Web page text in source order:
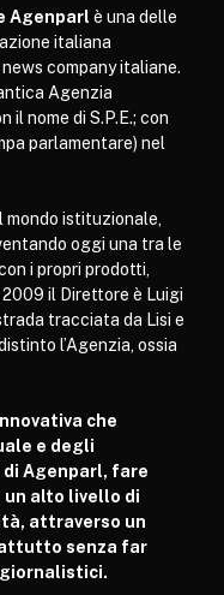
Agenparl è una delle
italiana
company italiane.
Agenzia
nome di S.P.E.; con
parlamentare) nel
mondo istituzionale,
oggi una tra le
i propri prodotti,
2009 il Direttore è Luigi
tracciata da Lisi e
l’Agenzia, ossia
che
e degli
Agenparl, fare
alto livello di
attraverso un
senza far